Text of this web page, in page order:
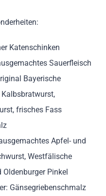
Katenschinken
Sauerfleisch
Bayerische
frisches Fass
Apfel- und
Westfälische
Oldenburger Pinkel
Gänsegriebenschmalz